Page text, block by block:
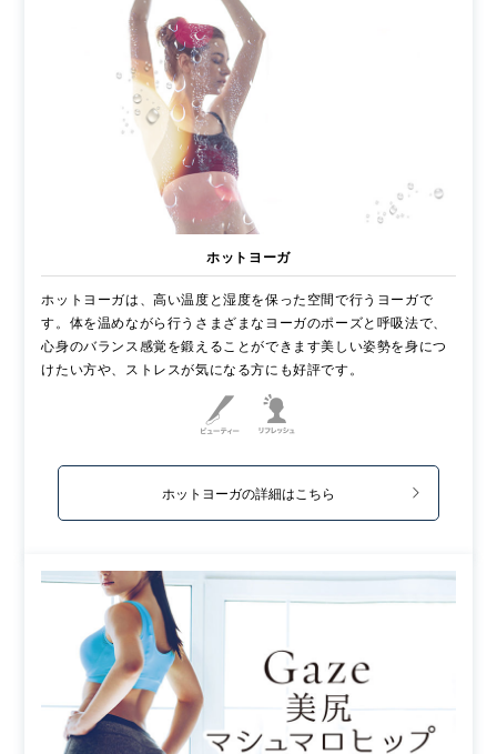
ホットヨーガ
ホットヨーガは、高い温度と湿度を保った空間で行うヨーガで
す。体を温めながら行うさまざまなヨーガのポーズと呼吸法で、
心身のバランス感覚を鍛えることができます美しい姿勢を身につ
けたい方や、ストレスが気になる方にも好評です。
ホットヨーガの詳細はこちら